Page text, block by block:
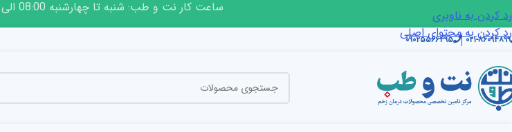
رد کردن به ناوبری
رد کردن به محتوای اصلی
ساعت کار نت و طب: شنبه تا چهارشنبه 08:00 الی 18:00
۰۲۱-۸۶۰۹۴۸۹۹ ۰۹۰۲۵۵۶۶۴۹۵